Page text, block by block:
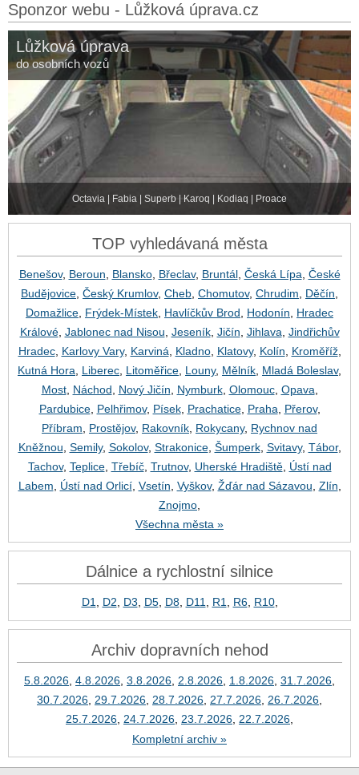
Sponzor webu - Lůžková úprava.cz
Lůžková úprava
do osobních vozů
Octavia | Fabia | Superb | Karoq | Kodiaq | Proace
TOP vyhledávaná města
Benešov, Beroun Blansko, Břeclav, Bruntál, Česká Lípa České
Budějovice Český Krumlov, Cheb Chomutov, Chrudim Děčín
Domažlice Frýdek-Místek Havlíčkův Brod Hodonín
Hradec
Králové, Jablonec nad Nisou Jeseník, Jičín Jihlava Jindřichův
Hradec, Karlovy Vary, Karviná Kladno, Klatovy, Kolín Kroměříž,
Kutná Hora
Liberec Litoměřice Louny, Mělník Mladá Boleslav,
Most, Náchod Nový Jičín Nymburk, Olomouc, Opava
Pardubice, Pelhřimov, Písek, Prachatice, Praha Přerov,
Příbram
Prostějov, Rakovník Rokycany, Rychnov nad
Kněžnou Semily, Sokolov, Strakonice, Šumperk, Svitavy, Tábor,
Tachov, Teplice, Třebíč, Trutnov, Uherské Hradiště, Ústí nad
Labem
Ústí nad Orlicí, Vsetín Vyškov, Žďár nad Sázavou Zlín
Znojmo
Všechna města »
Dálnice a rychlostní silnice
D1 D2 D3 D5, D8, D11 R1 R6, R10,
Archiv dopravních nehod
5.8.2026 4.8.2026 3.8.2026 2.8.2026 1.8.2026 31.7.2026
30.7.2026 29.7.2026 28.7.2026 27.7.2026 26.7.2026
25.7.2026 24.7.2026 23.7.2026 22.7.2026
Kompletní archiv »